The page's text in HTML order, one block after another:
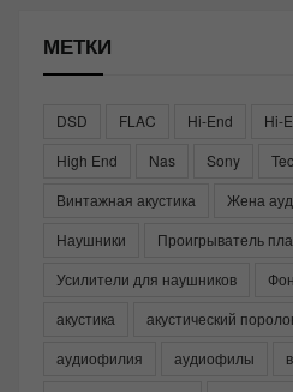
МЕТКИ
DSD FLAC Hi-End Hi-
High End
Nas Sony
Винтажная акустика
Жена
Наушники
Проигрыватель
Усилители для наушников
акустика
акустический
аудиофилия
аудиофилы